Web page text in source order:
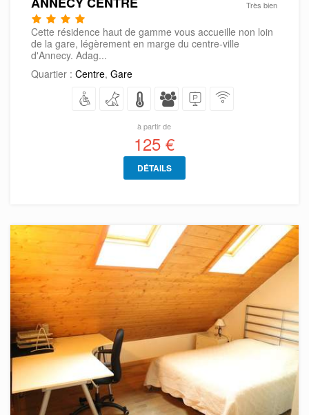
Très bien
Cette résidence haut de gamme vous accueille non loin
de la gare, légèrement en marge du centre-ville
d'Annecy. Adag...
Quartier : Centre, Gare
à partir de
125 €
DÉTAILS